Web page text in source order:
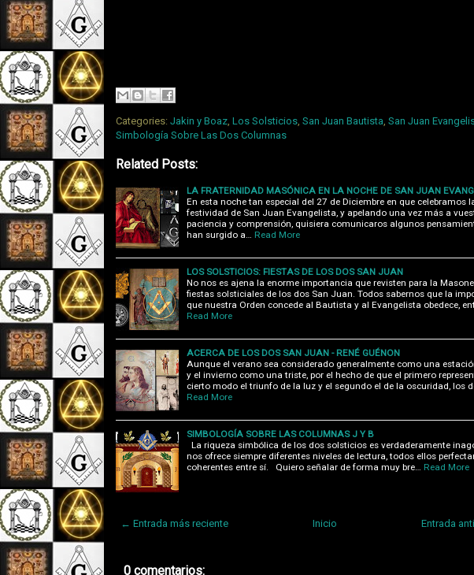
Categories: Jakin y Boaz Los Solsticios San Juan Bautista San Juan
Simbología Sobre Las Dos Columnas
Related Posts:
LA FRATERNIDAD MASÓNICA EN LA NOCHE DE SAN JUAN
En esta noche tan especial del 27 de Diciembre en que celebramos
festividad de San Juan Evangelista, y apelando una vez más a
paciencia y comprensión, quisiera comunicaros algunos
han surgido a…
Read More
LOS SOLSTICIOS: FIESTAS DE LOS DOS SAN JUAN
No nos es ajena la enorme importancia que revisten para la
fiestas solsticiales de los dos San Juan. Todos sabernos que la
que nuestra Orden concede al Bautista y al Evangelista obedece,
Read More
ACERCA DE LOS DOS SAN JUAN - RENÉ GUÉNON
Aunque el verano sea considerado generalmente como una
y el invierno como una triste, por el hecho de que el primero
cierto modo el triunfo de la luz y el segundo el de la oscuridad, los
Read More
SIMBOLOGÍA SOBRE LAS COLUMNAS J Y B
La riqueza simbólica de los dos solsticios es verdaderamente
nos ofrece siempre diferentes niveles de lectura, todos ellos
coherentes entre sí. Quiero señalar de forma muy bre…
Read More
← Entrada más reciente Entrada
Inicio
0 comentarios: